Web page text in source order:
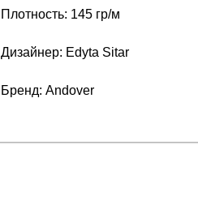
Плотность: 145 гр/м
Дизайнер: Edyta Sitar
Бренд: Andover